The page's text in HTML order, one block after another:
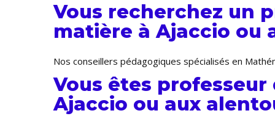
Vous recherchez un
matière à Ajaccio ou
Nos conseillers pédagogiques spécialisés en
Vous êtes
Ajaccio ou aux